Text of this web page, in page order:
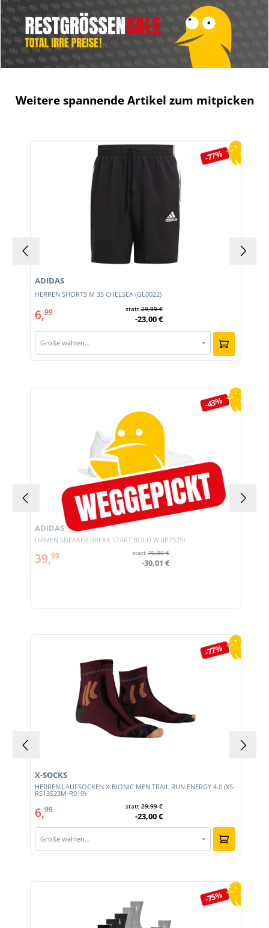
Weitere spannende Artikel zum mitpicken
Produktgalerie überspringen
-77%
HERREN SHORTS M 3S CHELSEA (GL0022)
ADIDAS
6,99 statt29,99 €
-23,00 €
Größe wählen… ▾
-43%
DAMEN SNEAKER BREAK START BOLD W (JP7525)
ADIDAS
39,99 statt70,00 €
-30,01 €
-77%
HERREN LAUFSOCKEN X-BIONIC MEN TRAIL RUN ENERGY 4.0 (XS-
RS13S23M-R019)
X-SOCKS
6,99 statt29,99 €
-23,00 €
Größe wählen… ▾
-75%